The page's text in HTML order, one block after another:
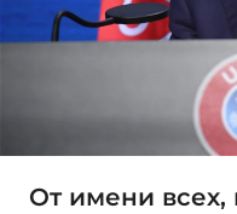
От имени всех,